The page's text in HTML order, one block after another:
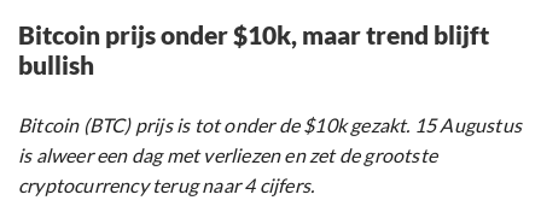
Bitcoin prijs onder $10k, maar trend blijft
bullish
Bitcoin (BTC) prijs is tot onder de $10k gezakt. 15 Augustus
is alweer een dag met verliezen en zet de grootste
cryptocurrency terug naar 4 cijfers.